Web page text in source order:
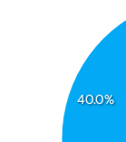
40.0%